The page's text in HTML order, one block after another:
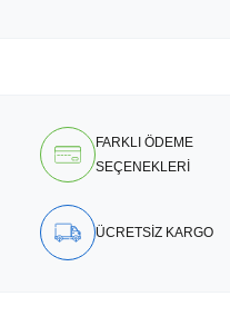
FARKLI ÖDEME
SEÇENEKLERİ
ÜCRETSİZ KARGO